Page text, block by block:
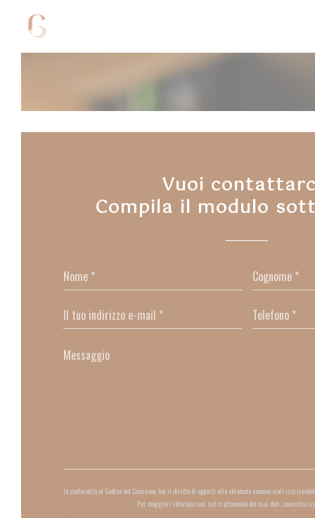
Personalizzazione delle tue scelte sui cookie
Vuoi
Compila il modulo
In conformità al Codice del Consumo, hai il diritto di opporti alle chiamate commerciali
. Per maggiori informazioni sul trattamento dei tuoi dati, consulta la